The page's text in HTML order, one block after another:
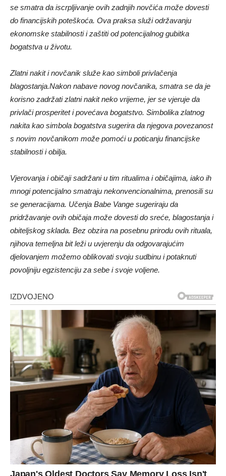
se smatra da iscrpljivanje ovih zadnjih novčića može dovesti
do financijskih poteškoća. Ova praksa služi održavanju
ekonomske stabilnosti i zaštiti od potencijalnog gubitka
bogatstva u životu.
Zlatni nakit i novčanik služe kao simboli privlačenja
blagostanja.Nakon nabave novog novčanika, smatra se da je
korisno zadržati zlatni nakit neko vrijeme, jer se vjeruje da
privlači prosperitet i povećava bogatstvo. Simbolika zlatnog
nakita kao simbola bogatstva sugerira da njegova povezanost
s novim novčanikom može pomoći u poticanju financijske
stabilnosti i obilja.
Vjerovanja i običaji sadržani u tim ritualima i običajima, iako ih
mnogi potencijalno smatraju nekonvencionalnima, prenosili su
se generacijama. Učenja Babe Vange sugeriraju da
pridržavanje ovih običaja može dovesti do sreće, blagostanja i
obiteljskog sklada. Bez obzira na posebnu prirodu ovih rituala,
njihova temeljna bit leži u uvjerenju da odgovarajućim
djelovanjem možemo oblikovati svoju sudbinu i potaknuti
povoljniju egzistenciju za sebe i svoje voljene.